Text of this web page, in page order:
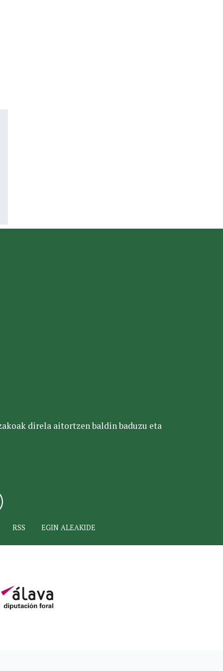
direla aitortzen baldin baduzu eta
RSS EGIN ALEAKIDE